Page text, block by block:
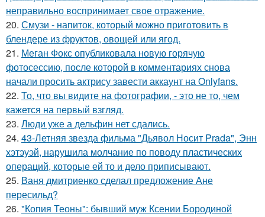
неправильно воспринимает свое отражение.
20. Смузи - напиток, который можно приготовить в
блендере из фруктов, овощей или ягод.
21. Меган Фокс опубликовала новую горячую
фотосессию, после которой в комментариях снова
начали просить актрису завести аккаунт на Onlyfans.
22. То, что вы видите на фотографии, - это не то, чем
кажется на первый взгляд.
23. Люди уже а дельфин нет сдались.
24. 43-Летняя звезда фильма "Дьявол Носит Prada", Энн
хэтэуэй, нарушила молчание по поводу пластических
операций, которые ей то и дело приписывают.
25. Ваня дмитриенко сделал предложение Ане
пересильд?
26. "Копия Теоны": бывший муж Ксении Бородиной